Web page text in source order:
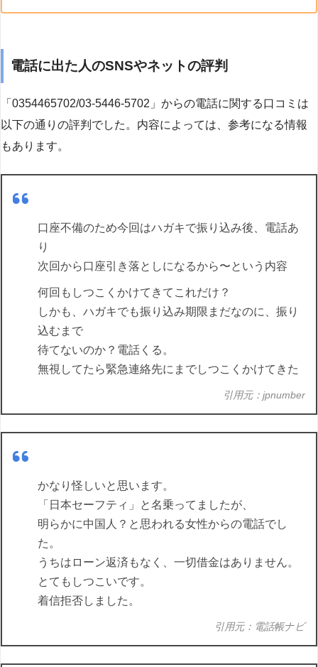
電話に出た人のSNSやネットの評判
「0354465702/03-5446-5702」からの電話に関する口コミは
以下の通りの評判でした。内容によっては、参考になる情報
もあります。
口座不備のため今回はハガキで振り込み後、電話あ
り
次回から口座引き落としになるから〜という内容
何回もしつこくかけてきてこれだけ？
しかも、ハガキでも振り込み期限まだなのに、振り
込むまで
待てないのか？電話くる。
無視してたら緊急連絡先にまでしつこくかけてきた
引用元：jpnumber
かなり怪しいと思います。
「日本セーフティ」と名乗ってましたが、
明らかに中国人？と思われる女性からの電話でし
た。
うちはローン返済もなく、一切借金はありません。
とてもしつこいです。
着信拒否しました。
引用元：電話帳ナビ